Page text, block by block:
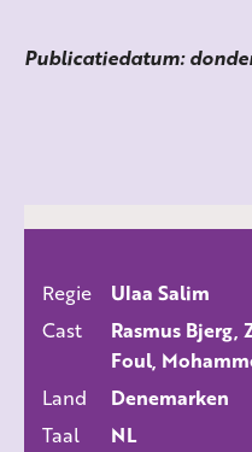
Publicatiedatum:
Regie
Ulaa Salim
Cast
Rasmus Bjerg,
Foul,
Land
Denemarken
Taal
NL